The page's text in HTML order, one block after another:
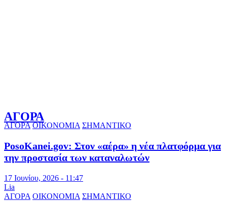
ΑΓΟΡΑ
ΑΓΟΡΑ ΟΙΚΟΝΟΜΙΑ ΣΗΜΑΝΤΙΚΟ
PosoKanei.gov: Στον «αέρα» η νέα πλατφόρμα για
την προστασία των καταναλωτών
17 Ιουνίου, 2026 - 11:47
Lia
ΑΓΟΡΑ ΟΙΚΟΝΟΜΙΑ ΣΗΜΑΝΤΙΚΟ